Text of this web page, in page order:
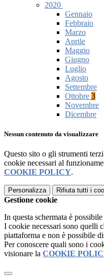
2020
Gennaio
Febbraio
Marzo
Aprile
Maggio
Giugno
Luglio
Agosto
Settembre
Ottobre 3
Novembre
Dicembre
Nessun contenuto da visualizzare
Questo sito o gli strumenti
cookie necessari al
COOKIE POLICY.
Personalizza Rifiuta tutti i
Gestione cookie
In questa schermata è
I cookie necessari sono quelli
piattaforma e non è possibile
Per conoscere quali sono i
visionare la COOKIE